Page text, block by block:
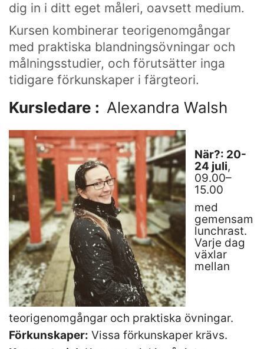
dig in i ditt eget måleri, oavsett medium.
Kursen kombinerar teorigenomgångar
med praktiska blandningsövningar och
målningsstudier, och förutsätter inga
tidigare förkunskaper i färgteori.
Kursledare : Alexandra Walsh
När?: 20-
24 juli,
09.00–
15.00
med
gemensam
lunchrast.
Varje dag
växlar
mellan
teorigenomgångar och praktiska övningar.
Förkunskaper: Vissa förkunskaper krävs.